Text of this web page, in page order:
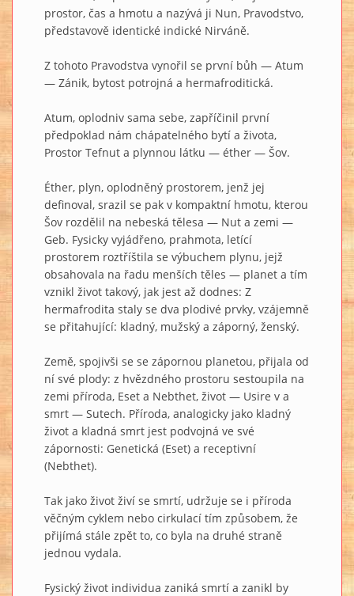
prostor, čas a hmotu a nazývá ji Nun, Pravodstvo,
představově identické indické Nirváně.
Z tohoto Pravodstva vynořil se první bůh — Atum
— Zánik, bytost potrojná a hermafroditická.
Atum, oplodniv sama sebe, zapříčinil první
předpoklad nám chápatelného bytí a života,
Prostor Tefnut a plynnou látku — éther — Šov.
Éther, plyn, oplodněný prostorem, jenž jej
definoval, srazil se pak v kompaktní hmotu, kterou
Šov rozdělil na nebeská tělesa — Nut a zemi —
Geb. Fysicky vyjádřeno, prahmota, letící
prostorem roztříštila se výbuchem plynu, jejž
obsahovala na řadu menších těles — planet a tím
vznikl život takový, jak jest až dodnes: Z
hermafrodita staly se dva plodivé prvky, vzájemně
se přitahující: kladný, mužský a záporný, ženský.
Země, spojivši se se zápornou planetou, přijala od
ní své plody: z hvězdného prostoru sestoupila na
zemi příroda, Eset a Nebthet, život — Usire v a
smrt — Sutech. Příroda, analogicky jako kladný
život a kladná smrt jest podvojná ve své
zápornosti: Genetická (Eset) a receptivní
(Nebthet).
Tak jako život živí se smrtí, udržuje se i příroda
věčným cyklem nebo cirkulací tím způsobem, že
přijímá stále zpět to, co byla na druhé straně
jednou vydala.
Fysický život individua zaniká smrtí a zanikl by